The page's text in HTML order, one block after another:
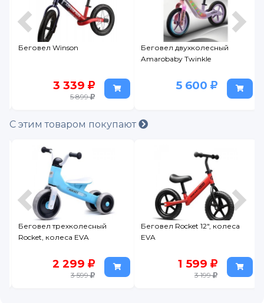
Беговел Winson
3 339
5 899
Беговел двухколесный
Amarobaby Twinkle
5 600
С этим товаром покупают
Беговел трехколесный
Rocket, колеса EVA
2 299
3 599
Беговел Rocket 12", колеса
EVA
1 599
3 199